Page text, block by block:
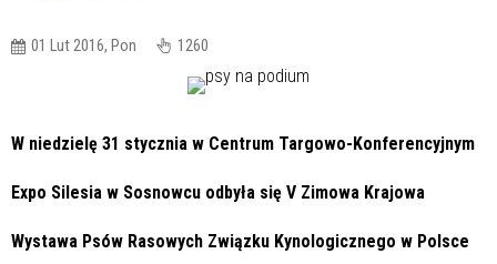
01 Lut 2016, Pon 1260
W niedzielę 31 stycznia w Centrum Targowo-Konferencyjnym
Expo Silesia w Sosnowcu odbyła się V Zimowa Krajowa
Wystawa Psów Rasowych Związku Kynologicznego w Polsce